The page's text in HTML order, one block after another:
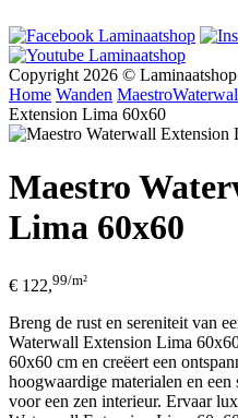
Copyright 2026 ©
Home Wanden Maestro
Extension Lima 60x60
Maestro
Lima 60x60
€ 122,99/m²
Breng de rust en sereniteit van
Waterwall Extension Lima
60x60 cm en creëert een
hoogwaardige materialen en
voor een zen interieur. Ervaar